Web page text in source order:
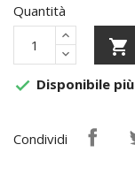
Quantità

 Disponibile
Condividi